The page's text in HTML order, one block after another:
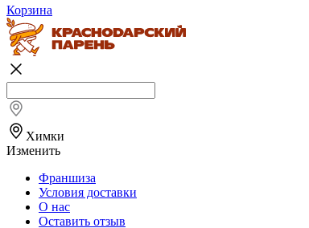
Корзина
Химки
Изменить
Франшиза
Условия доставки
О нас
Оставить отзыв